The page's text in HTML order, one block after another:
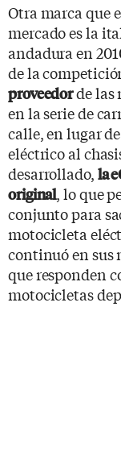
Otra marca que
mercado es la
andadura en
de la
proveedorde las
en la serie de
calle, en lugar
eléctrico al
desarrollado, la
original, lo que
conjunto para
motocicleta
continuó en sus
que responden
motocicletas